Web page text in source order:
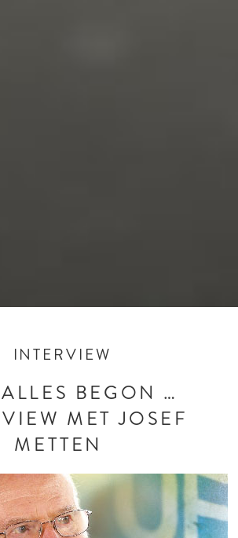
INTERVIEW
BEGON …
MET JOSEF
METTEN